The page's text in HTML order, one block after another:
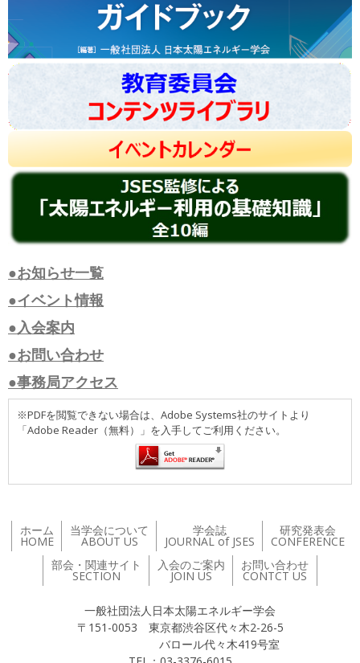
●お知らせ一覧
●イベント情報
●入会案内
●お問い合わせ
●事務局アクセス
※PDFを閲覧できない場合は、Adobe Systems社のサイトより
「Adobe Reader（無料）」を入手してご利用ください。
ホーム
HOME
当学会について
ABOUT US
学会誌
JOURNAL of JSES
研究発表会
CONFERENCE
部会・関連サイト
SECTION
入会のご案内
JOIN US
お問い合わせ
CONTCT US
一般社団法人日本太陽エネルギー学会
〒151-0053 東京都渋谷区代々木2-26-5
バロール代々木419号室